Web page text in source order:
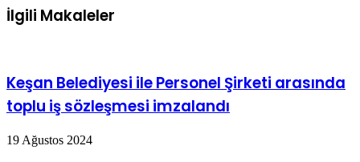
İlgili Makaleler
Keşan Belediyesi ile Personel Şirketi arasında
toplu iş sözleşmesi imzalandı
19 Ağustos 2024